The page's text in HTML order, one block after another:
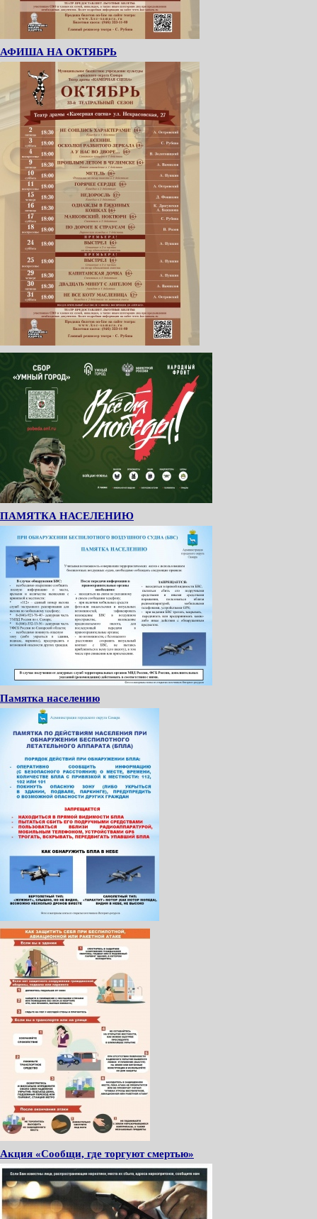
АФИША НА ОКТЯБРЬ
ПАМЯТКА НАСЕЛЕНИЮ
Памятка населению
Акция «Сообщи, где торгуют смертью»